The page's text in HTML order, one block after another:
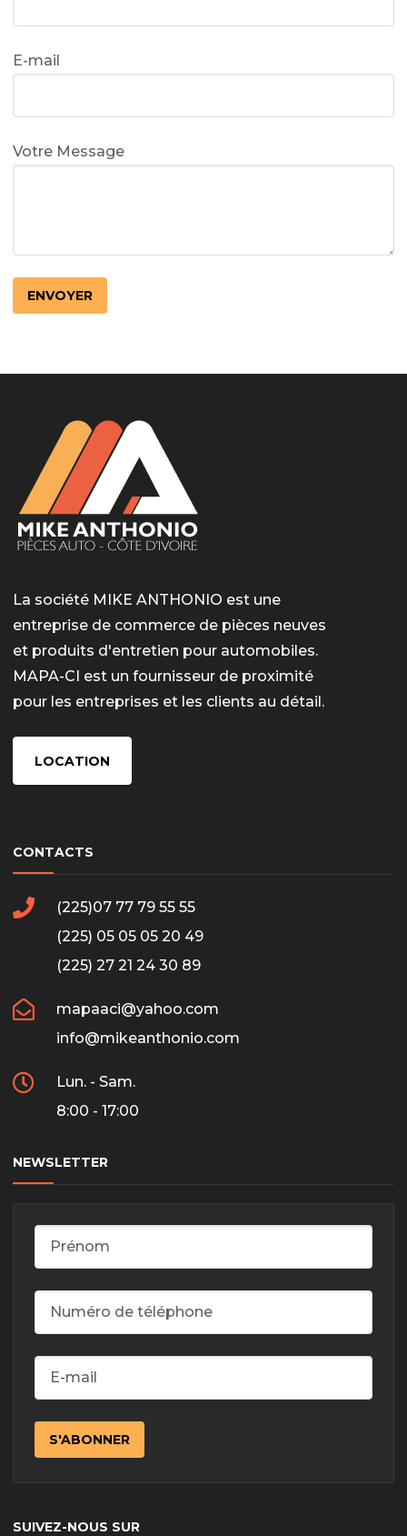
E-mail
Votre Message
LotoMart
Бай Лото
escort barcelone
https://intimaties.net/es/category/woman-used-
used-panties-es/
eros houston
albanianescort
La société MIKE ANTHONIO est une
entreprise de commerce de pièces neuves
et produits d'entretien pour automobiles.
MAPA-CI est un fournisseur de proximité
pour les entreprises et les clients au détail.
LOCATION
CONTACTS
(225)07 77 79 55 55
(225) 05 05 05 20 49
(225) 27 21 24 30 89
mapaaci@yahoo.com
info@mikeanthonio.com
Lun. - Sam.
8:00 - 17:00
NEWSLETTER
SUIVEZ-NOUS SUR